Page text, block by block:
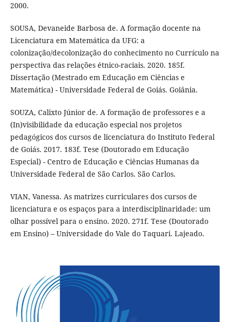
2000.
SOUSA, Devaneide Barbosa de. A formação docente na
Licenciatura em Matemática da UFG: a
colonização/decolonização do conhecimento no Currículo na
perspectiva das relações étnico-raciais. 2020. 185f.
Dissertação (Mestrado em Educação em Ciências e
Matemática) - Universidade Federal de Goiás. Goiânia.
SOUZA, Calixto Júnior de. A formação de professores e a
(In)visibilidade da educação especial nos projetos
pedagógicos dos cursos de licenciatura do Instituto Federal
de Goiás. 2017. 183f. Tese (Doutorado em Educação
Especial) - Centro de Educação e Ciências Humanas da
Universidade Federal de São Carlos. São Carlos.
VIAN, Vanessa. As matrizes curriculares dos cursos de
licenciatura e os espaços para a interdisciplinaridade: um
olhar possível para o ensino. 2020. 271f. Tese (Doutorado
em Ensino) – Universidade do Vale do Taquari. Lajeado.